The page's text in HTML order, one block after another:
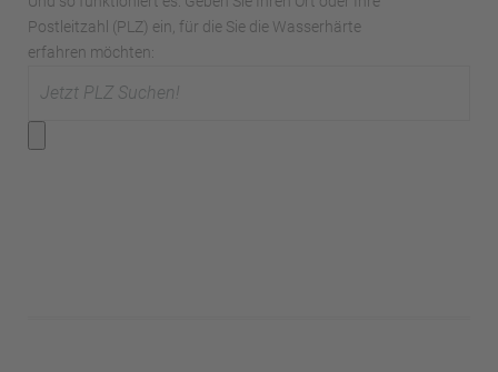
Postleitzahl (PLZ) ein, für die Sie die Wasserhärte
erfahren möchten: